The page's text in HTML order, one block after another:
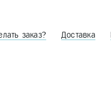
заказ? Доставка